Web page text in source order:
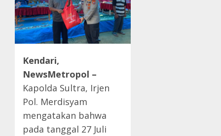
Kendari,
NewsMetropol –
Kapolda Sultra, Irjen
Pol. Merdisyam
mengatakan bahwa
pada tanggal 27 Juli